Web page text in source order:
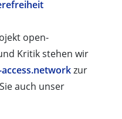
open-
Kritik stehen wir
zur
auch unser